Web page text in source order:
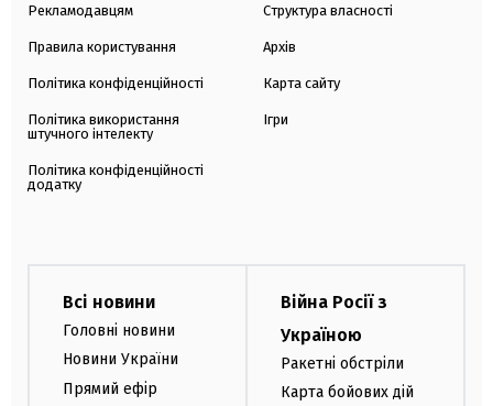
Рекламодавцям
Правила користування
Політика конфіденційності
Політика використання
штучного інтелекту
Політика конфіденційності
додатку
Структура власності
Архів
Карта сайту
Ігри
Всі новини
Головні новини
Новини України
Прямий ефір
Війна Росії з
Україною
Ракетні обстріли
Карта бойових дій